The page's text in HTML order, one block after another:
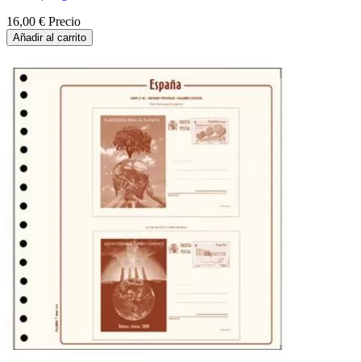
16,00 € Precio
Añadir al carrito